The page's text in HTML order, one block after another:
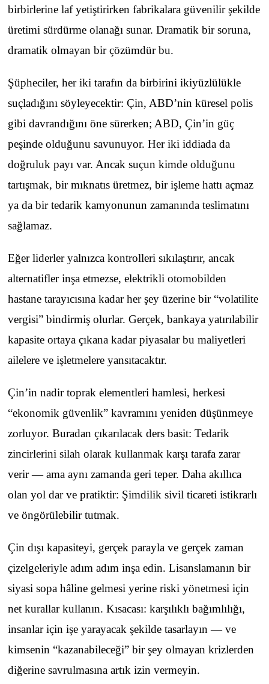
birbirlerine laf yetiştirirken fabrikalara güvenilir şekilde
üretimi sürdürme olanağı sunar. Dramatik bir soruna,
dramatik olmayan bir çözümdür bu.
Şüpheciler, her iki tarafın da birbirini ikiyüzlülükle
suçladığını söyleyecektir: Çin, ABD’nin küresel polis
gibi davrandığını öne sürerken; ABD, Çin’in güç
peşinde olduğunu savunuyor. Her iki iddiada da
doğruluk payı var. Ancak suçun kimde olduğunu
tartışmak, bir mıknatıs üretmez, bir işleme hattı açmaz
ya da bir tedarik kamyonunun zamanında teslimatını
sağlamaz.
Eğer liderler yalnızca kontrolleri sıkılaştırır, ancak
alternatifler inşa etmezse, elektrikli otomobilden
hastane tarayıcısına kadar her şey üzerine bir “volatilite
vergisi” bindirmiş olurlar. Gerçek, bankaya yatırılabilir
kapasite ortaya çıkana kadar piyasalar bu maliyetleri
ailelere ve işletmelere yansıtacaktır.
Çin’in nadir toprak elementleri hamlesi, herkesi
“ekonomik güvenlik” kavramını yeniden düşünmeye
zorluyor. Buradan çıkarılacak ders basit: Tedarik
zincirlerini silah olarak kullanmak karşı tarafa zarar
verir — ama aynı zamanda geri teper. Daha akıllıca
olan yol dar ve pratiktir: Şimdilik sivil ticareti istikrarlı
ve öngörülebilir tutmak.
Çin dışı kapasiteyi, gerçek parayla ve gerçek zaman
çizelgeleriyle adım adım inşa edin. Lisanslamanın bir
siyasi sopa hâline gelmesi yerine riski yönetmesi için
net kurallar kullanın. Kısacası: karşılıklı bağımlılığı,
insanlar için işe yarayacak şekilde tasarlayın — ve
kimsenin “kazanabileceği” bir şey olmayan krizlerden
diğerine savrulmasına artık izin vermeyin.